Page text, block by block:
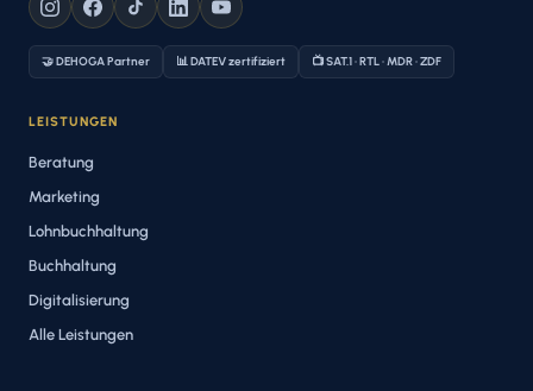
🤝 DEHOGA Partner 📊 DATEV zertifiziert 📺 SAT.1 · RTL · MDR · ZDF
LEISTUNGEN
Beratung
Marketing
Lohnbuchhaltung
Buchhaltung
Digitalisierung
Alle Leistungen